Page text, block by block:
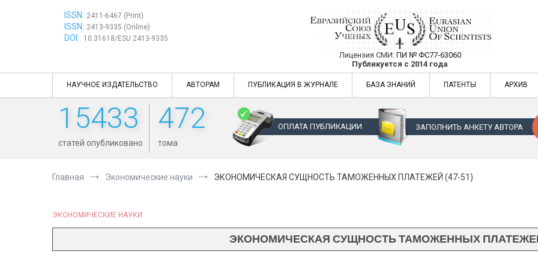
ISSN: 2411-6467 (Print)
ISSN: 2413-9335 (Online)
DOI: 10.31618/ESU.2413-9335
Евразийский Союз Ученых —
Лицензия СМИ: ПИ № ФС77-63060
Публикуется с 2014 года
Евразийский Союз Ученых — публикация научных статей в
НАУЧНОЕ ИЗДАТЕЛЬСТВО АВТОРАМ ПУБЛИКАЦИЯ В ЖУРНАЛЕ БАЗА ЗНАНИЙ ПАТЕНТЫ АРХИВ
15433
статей опубликовано
472
тома
ОПЛАТА ПУБЛИКАЦИИ ЗАПОЛНИТЬ АНКЕТУ АВТОРА
Главная Экономические науки ЭКОНОМИЧЕСКАЯ СУЩНОСТЬ ТАМОЖЕННЫХ ПЛАТЕЖЕЙ (47-51)
ЭКОНОМИЧЕСКИЕ НАУКИ
ЭКОНОМИЧЕСКАЯ СУЩНОСТЬ ТАМОЖЕННЫХ ПЛАТЕЖЕЙ